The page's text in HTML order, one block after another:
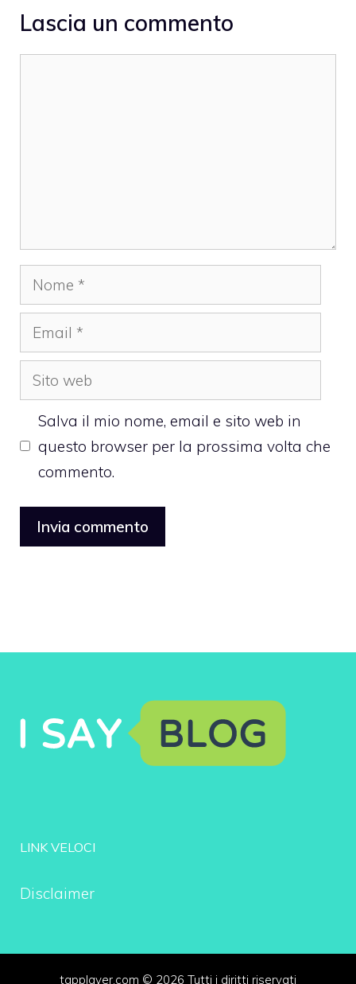
Lascia un commento
Nome
Email
Sito
web
Salva il mio nome, email e sito web in
questo browser per la prossima volta che
commento.
LINK VELOCI
Disclaimer
tapplayer.com © 2026 Tutti i diritti riservati